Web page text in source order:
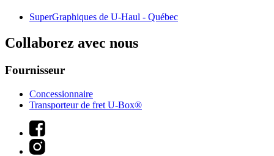
SuperGraphiques de U-Haul - Québec
Collaborez avec nous
Fournisseur
Concessionnaire
Transporteur de fret U-Box®